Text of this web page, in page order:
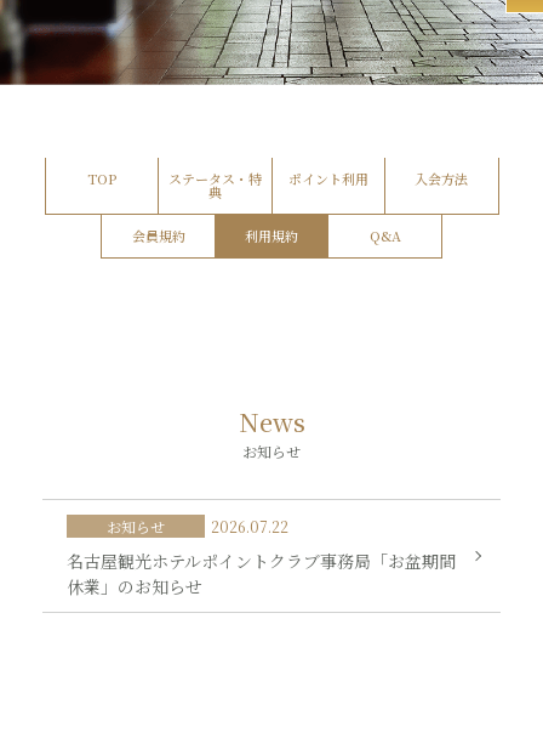
TOP ステータス・特
典
ポイント利用 入会方法
会員規約 利用規約 Q&A
News
お知らせ
2026.07.22
お知らせ
名古屋観光ホテルポイントクラブ事務局「お盆期間
休業」のお知らせ